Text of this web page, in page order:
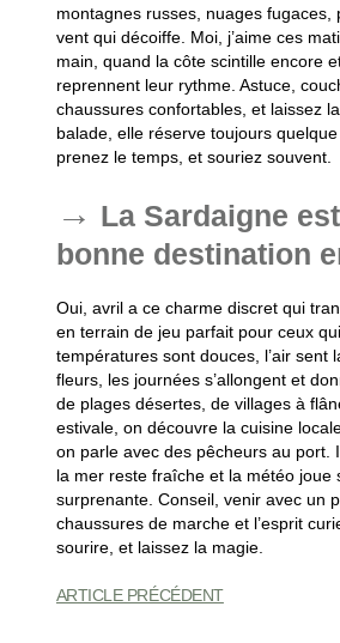
montagnes russes, nuages fugaces,
vent qui décoiffe. Moi, j’aime ces
main, quand la côte scintille encore
reprennent leur rythme. Astuce,
chaussures confortables, et laissez
balade, elle réserve toujours quelque
prenez le temps, et souriez souvent.
La Sardaigne
bonne destination
Oui, avril a ce charme discret qui
en terrain de jeu parfait pour ceux
températures sont douces, l’air sent
fleurs, les journées s’allongent et
de plages désertes, de villages à
estivale, on découvre la cuisine
on parle avec des pêcheurs au port.
la mer reste fraîche et la météo joue
surprenante. Conseil, venir avec un
chaussures de marche et l’esprit
sourire, et laissez la magie.
ARTICLE PRÉCÉDENT